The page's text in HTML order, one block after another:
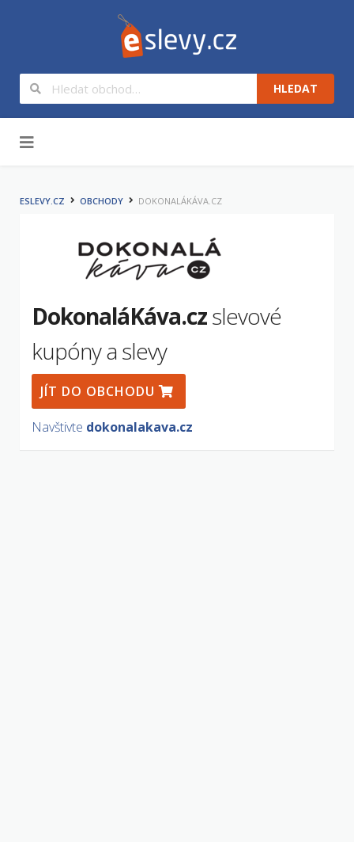
HLEDAT
ESLEVY.CZ OBCHODY DOKONALÁKÁVA.CZ
DokonaláKáva.czslevové
kupóny a slevy
JÍT DO OBCHODU
Navštivte dokonalakava.cz